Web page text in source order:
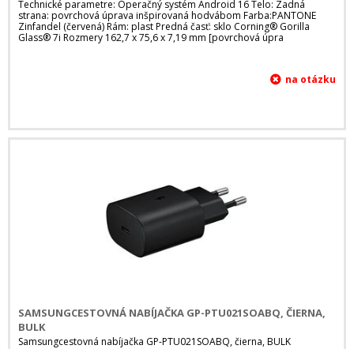
Technické parametre: Operačný systém Android 16 Telo: Zadná
strana: povrchová úprava inšpirovaná hodvábom Farba:PANTONE
Zinfandel (červená) Rám: plast Predná časť: sklo Corning® Gorilla
Glass® 7i Rozmery 162,7 x 75,6 x 7,19 mm [povrchová úpra
SAMSUNGCESTOVNÁ NABÍJAČKA GP-PTU021SOABQ, ČIERNA,
BULK
Samsungcestovná nabíjačka GP-PTU021SOABQ, čierna, BULK